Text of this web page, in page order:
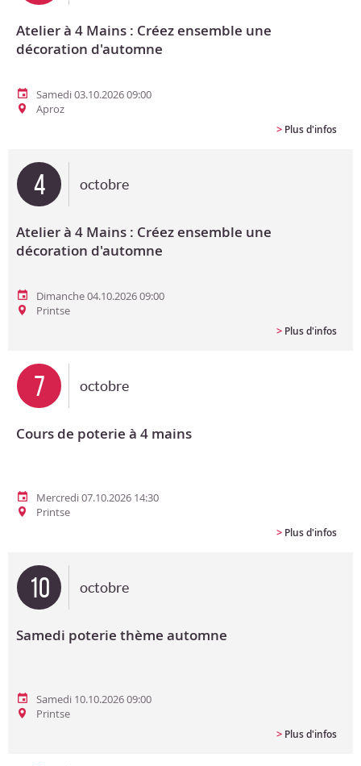
Atelier à 4 Mains : Créez ensemble une
décoration d'automne
Samedi 03.10.2026 09:00
Aproz
> Plus d'infos
4 octobre
Atelier à 4 Mains : Créez ensemble une
décoration d'automne
Dimanche 04.10.2026 09:00
Printse
> Plus d'infos
7 octobre
Cours de poterie à 4 mains
Mercredi 07.10.2026 14:30
Printse
> Plus d'infos
10 octobre
Samedi poterie thème automne
Samedi 10.10.2026 09:00
Printse
> Plus d'infos